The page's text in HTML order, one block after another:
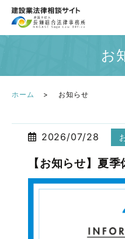
お
ホーム お知らせ
2026/07/28
【お知らせ】夏